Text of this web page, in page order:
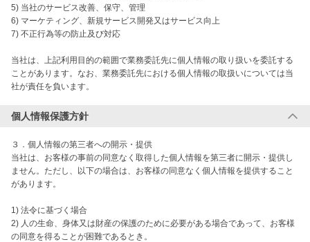
5) 当社のサービス改善、保守、管理
6) マーケティング、新規サービス開発又はサービス向上
7) 不正行為等の防止及び対応
当社は、上記利用目的の範囲で業務委託先に個人情報の取り扱いを委託する
ことがあります。なお、業務委託先における個人情報の取扱いについては当
個人情報保護方針
３．個人情報の第三者への開示・提供
当社は、お客様の事前の同意なく取得した個人情報を第三者に開示・提供し
ません。ただし、以下の場合は、お客様の同意なく個人情報を提供すること
があります。
1) 法令に基づく場合
2) 人の生命、身体又は財産の保護のために必要がある場合であって、お客様
の同意を得ることが困難であるとき。